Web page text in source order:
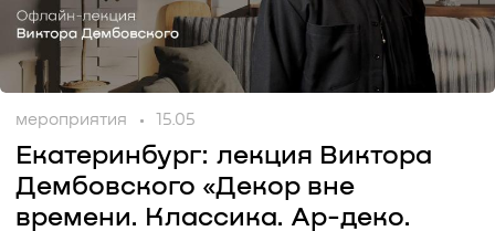
мероприятия 15.05
Екатеринбург: лекция Виктора
Дембовского «Декор вне
времени. Классика. Ар-деко.